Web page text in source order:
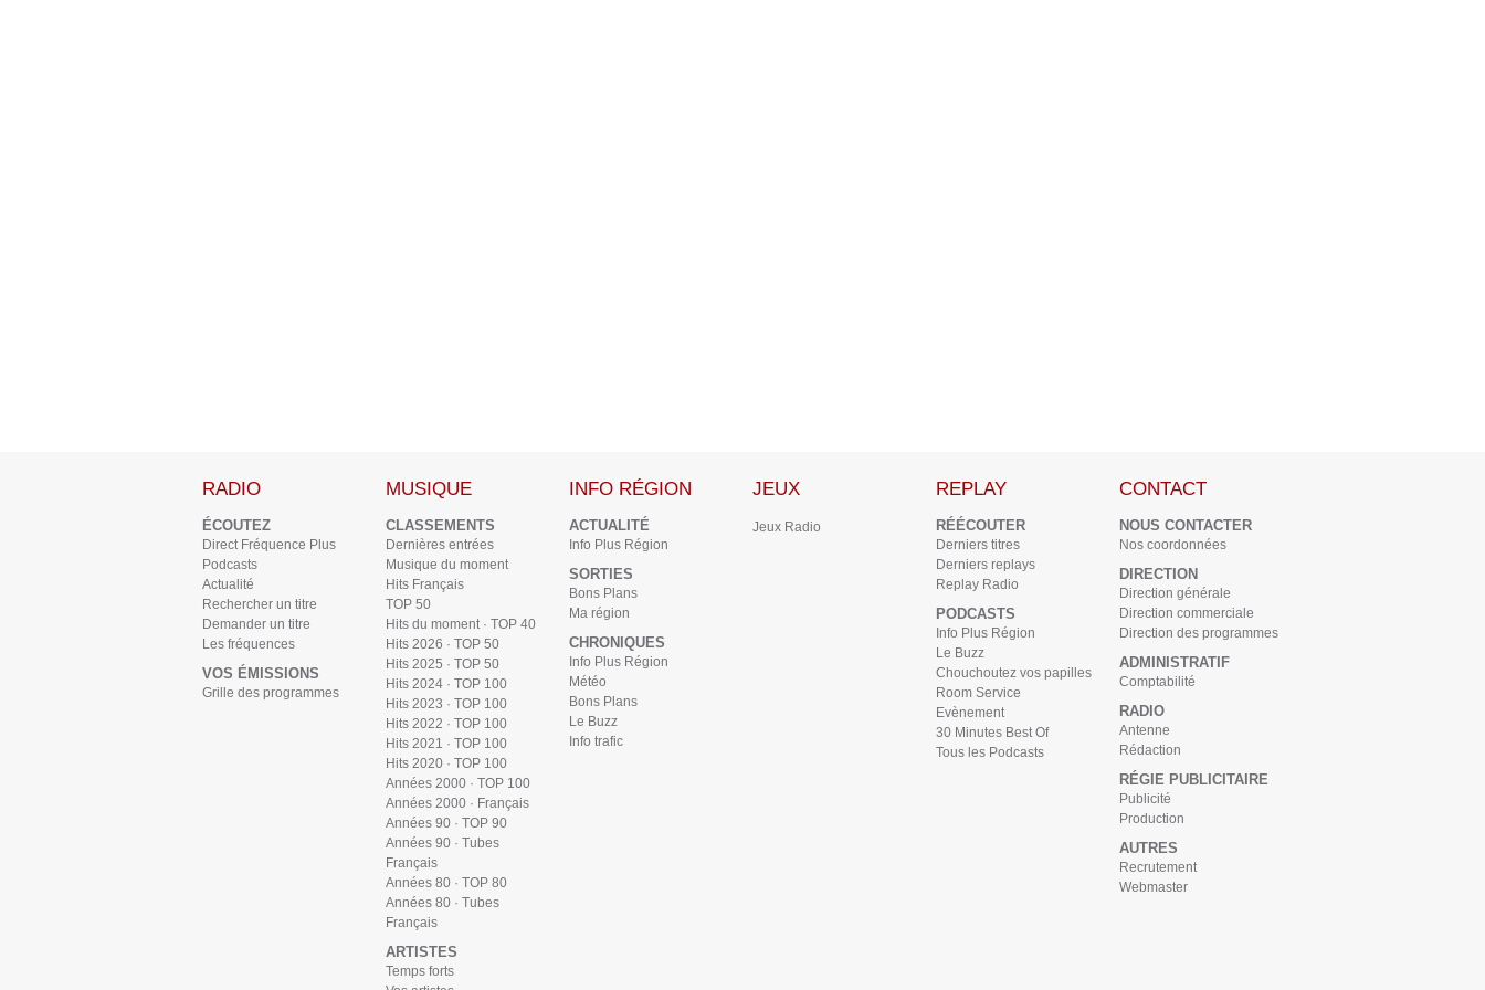
RADIO
ÉCOUTEZ
Direct Fréquence Plus
Podcasts
Actualité
Rechercher un titre
Demander un titre
Les fréquences
VOS ÉMISSIONS
Grille des programmes
MUSIQUE
CLASSEMENTS
Dernières entrées
Musique du moment
Hits Français
TOP 50
Hits du moment · TOP 40
Hits 2026 · TOP 50
Hits 2025 · TOP 50
Hits 2024 · TOP 100
Hits 2023 · TOP 100
Hits 2022 · TOP 100
Hits 2021 · TOP 100
Hits 2020 · TOP 100
Années 2000 · TOP 100
Années 2000 · Français
Années 90 · TOP 90
Années 90 · Tubes
Français
Années 80 · TOP 80
Années 80 · Tubes
Français
ARTISTES
Temps forts
INFO RÉGION
ACTUALITÉ
Info Plus Région
SORTIES
Bons Plans
Ma région
CHRONIQUES
Info Plus Région
Météo
Bons Plans
Le Buzz
Info trafic
JEUX
Jeux Radio
REPLAY
RÉÉCOUTER
Derniers titres
Derniers replays
Replay Radio
PODCASTS
Info Plus Région
Le Buzz
Chouchoutez vos papilles
Room Service
Evènement
30 Minutes Best Of
Tous les Podcasts
CONTACT
NOUS CONTACTER
Nos coordonnées
DIRECTION
Direction générale
Direction commerciale
Direction des programmes
ADMINISTRATIF
Comptabilité
RADIO
Antenne
Rédaction
RÉGIE PUBLICITAIRE
Publicité
Production
AUTRES
Recrutement
Webmaster